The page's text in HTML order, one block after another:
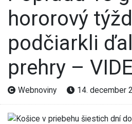
hororový
podčiarkli
prehry –
Webnoviny 14. december